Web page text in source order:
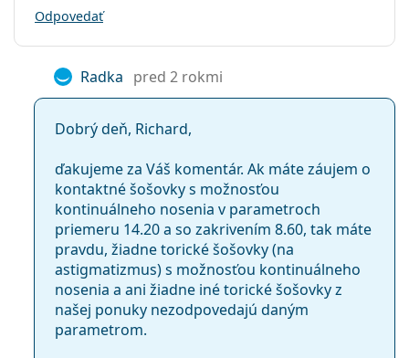
Odpovedať
Radka pred 2 rokmi
Dobrý deň, Richard,
ďakujeme za Váš komentár. Ak máte záujem o
kontaktné šošovky s možnosťou
kontinuálneho nosenia v parametroch
priemeru 14.20 a so zakrivením 8.60, tak máte
pravdu, žiadne torické šošovky (na
astigmatizmus) s možnosťou kontinuálneho
nosenia a ani žiadne iné torické šošovky z
našej ponuky nezodpovedajú daným
parametrom.